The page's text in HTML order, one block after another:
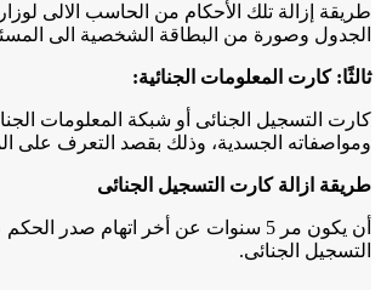
طريقة إزالة تلك الأحكام من الحاسب الالى
الجدول وصورة من البطاقة الشخصية الى
ثالثًا: كارت المعلومات الجنائية:
كارت التسجيل الجنائى أو شبكة المعلومات
ومواصفاته الجسدية، وذلك بقصد التعرف على
طريقة ازالة كارت التسجيل الجنائى
أن يكون مر 5 سنوات عن أخر
التسجيل الجنائى.